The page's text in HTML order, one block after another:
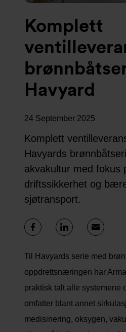
Komplett
Havyard
24 September 2025
Komplett
Havyards
akvakultur med fokus
driftssikkerhet og
sjøtransport.
Til Havyards serie med
oppdrettsnæringen har
praktisk talt alle systemene
omfatter blant annet
medisinering, oksygen,